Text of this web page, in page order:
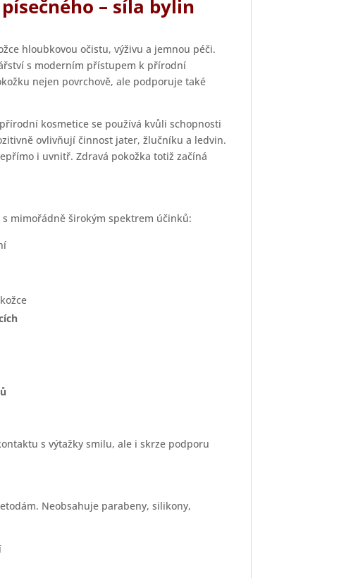
– síla bylin
hloubkovou očistu, výživu a jemnou péči.
s moderním přístupem k přírodní
nejen povrchově, ale podporuje také
kosmetice se používá kvůli schopnosti
ovlivňují činnost jater, žlučníku a ledvin.
i uvnitř. Zdravá pokožka totiž začíná
s mimořádně širokým spektrem účinků:
s výtažky smilu, ale i skrze podporu
Neobsahuje parabeny, silikony,